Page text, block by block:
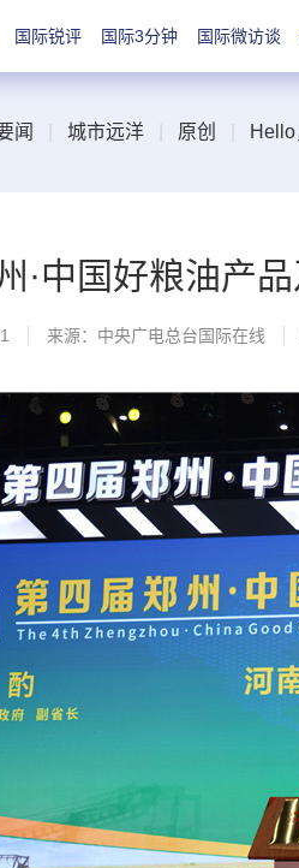
国际锐评 国际3分钟 国际微访谈
闻 城市远洋 原创
·中国好粮油产
来源：中央广电总台国际在线